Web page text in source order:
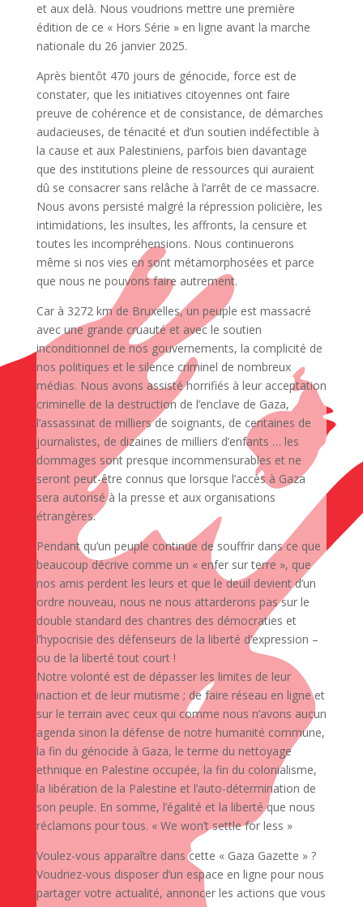
et aux delà. Nous voudrions mettre une première
édition de ce « Hors Série » en ligne avant la marche
nationale du 26 janvier 2025.
Après bientôt 470 jours de génocide, force est de
constater, que les initiatives citoyennes ont faire
preuve de cohérence et de consistance, de démarches
audacieuses, de ténacité et d’un soutien indéfectible à
la cause et aux Palestiniens, parfois bien davantage
que des institutions pleine de ressources qui auraient
dû se consacrer sans relâche à l’arrêt de ce massacre.
Nous avons persisté malgré la répression policière, les
intimidations, les insultes, les affronts, la censure et
toutes les incompréhensions. Nous continuerons
même si nos vies en sont métamorphosées et parce
que nous ne pouvons faire autrement.
Car à 3272 km de Bruxelles, un peuple est massacré
avec une grande cruauté et avec le soutien
inconditionnel de nos gouvernements, la complicité de
nos politiques et le silence criminel de nombreux
médias. Nous avons assisté horrifiés à leur acceptation
criminelle de la destruction de l’enclave de Gaza,
l’assassinat de milliers de soignants, de centaines de
journalistes, de dizaines de milliers d’enfants … les
dommages sont presque incommensurables et ne
seront peut-être connus que lorsque l’accès à Gaza
sera autorisé à la presse et aux organisations
étrangères.
Pendant qu’un peuple continue de souffrir dans ce que
beaucoup décrive comme un « enfer sur terre », que
nos amis perdent les leurs et que le deuil devient d’un
ordre nouveau, nous ne nous attarderons pas sur le
double standard des chantres des démocraties et
l’hypocrisie des défenseurs de la liberté d’expression –
ou de la liberté tout court !
Notre volonté est de dépasser les limites de leur
inaction et de leur mutisme ; de faire réseau en ligne et
sur le terrain avec ceux qui comme nous n’avons aucun
agenda sinon la défense de notre humanité commune,
la fin du génocide à Gaza, le terme du nettoyage
ethnique en Palestine occupée, la fin du colonialisme,
la libération de la Palestine et l’auto-détermination de
son peuple. En somme, l’égalité et la liberté que nous
réclamons pour tous. « We won’t settle for less »
Voulez-vous apparaître dans cette « Gaza Gazette » ?
Voudriez-vous disposer d’un espace en ligne pour nous
partager votre actualité, annoncer les actions que vous